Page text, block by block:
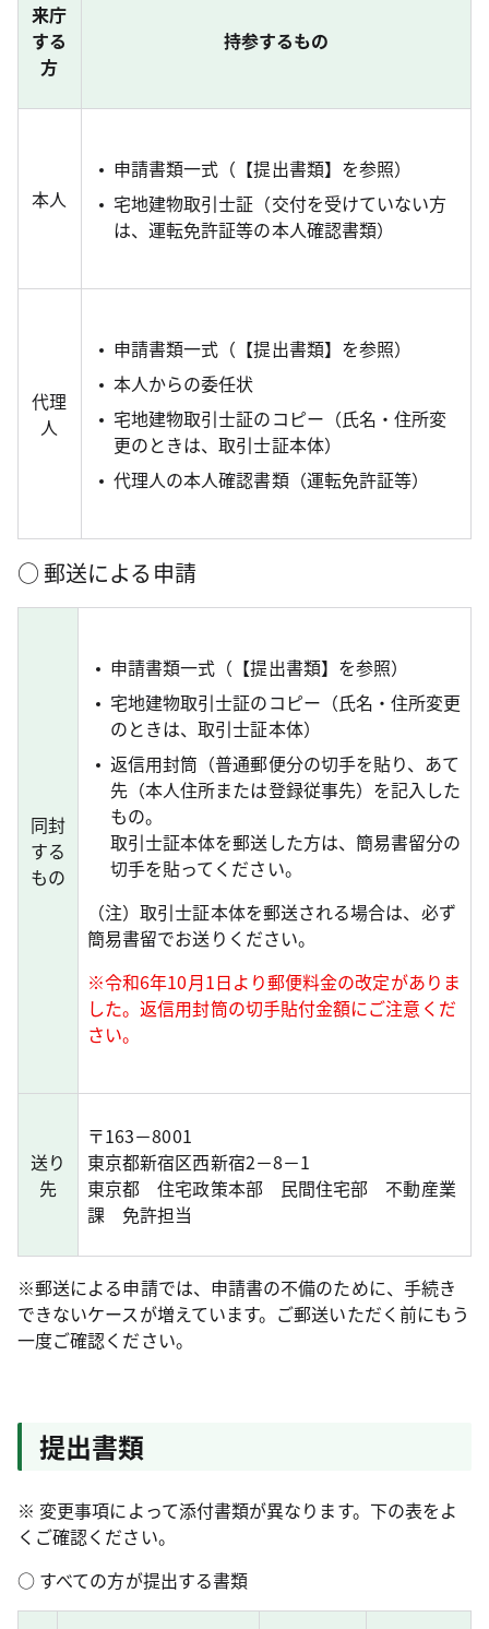
来庁
する
方
持参するもの
本人
申請書類一式（【提出書類】を参照）
宅地建物取引士証（交付を受けていない方
は、運転免許証等の本人確認書類）
代理
人
申請書類一式（【提出書類】を参照）
本人からの委任状
宅地建物取引士証のコピー（氏名・住所変
更のときは、取引士証本体）
代理人の本人確認書類（運転免許証等）
○ 郵送による申請
同封
する
もの
申請書類一式（【提出書類】を参照）
宅地建物取引士証のコピー（氏名・住所変更
のときは、取引士証本体）
返信用封筒（普通郵便分の切手を貼り、あて
先（本人住所または登録従事先）を記入した
もの。
取引士証本体を郵送した方は、簡易書留分の
切手を貼ってください。
（注）取引士証本体を郵送される場合は、必ず
簡易書留でお送りください。
※令和6年10月1日より郵便料金の改定がありま
した。返信用封筒の切手貼付金額にご注意くだ
さい。
送り
先
〒163－8001
東京都新宿区西新宿2－8－1
東京都 住宅政策本部 民間住宅部 不動産業
課 免許担当
※郵送による申請では、申請書の不備のために、手続き
できないケースが増えています。ご郵送いただく前にもう
一度ご確認ください。
提出書類
※ 変更事項によって添付書類が異なります。下の表をよ
くご確認ください。
○ すべての方が提出する書類